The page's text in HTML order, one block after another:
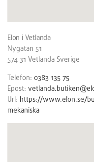
Elon i Vetlanda
Nygatan 51
574 31 Vetlanda Sverige
Telefon: 0383 135 75
Epost:
Url: https://www.elon.se/
mekaniska